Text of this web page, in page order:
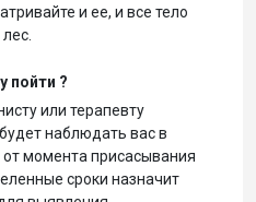
и ее, и все тело
пойти ?
или терапевту
наблюдать вас в
от момента присасывания
сроки назначит